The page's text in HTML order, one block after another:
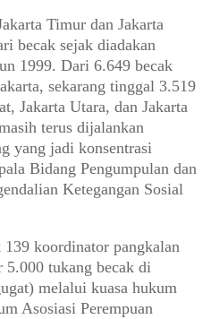
Timur dan Jakarta
becak sejak diadakan
1999. Dari 6.649 becak
sekarang tinggal 3.519
Jakarta Utara, dan Jakarta
terus dijalankan
yang jadi konsentrasi
Bidang Pengumpulan dan
Ketegangan Sosial
koordinator pangkalan
tukang becak di
melalui kuasa hukum
Asosiasi Perempuan